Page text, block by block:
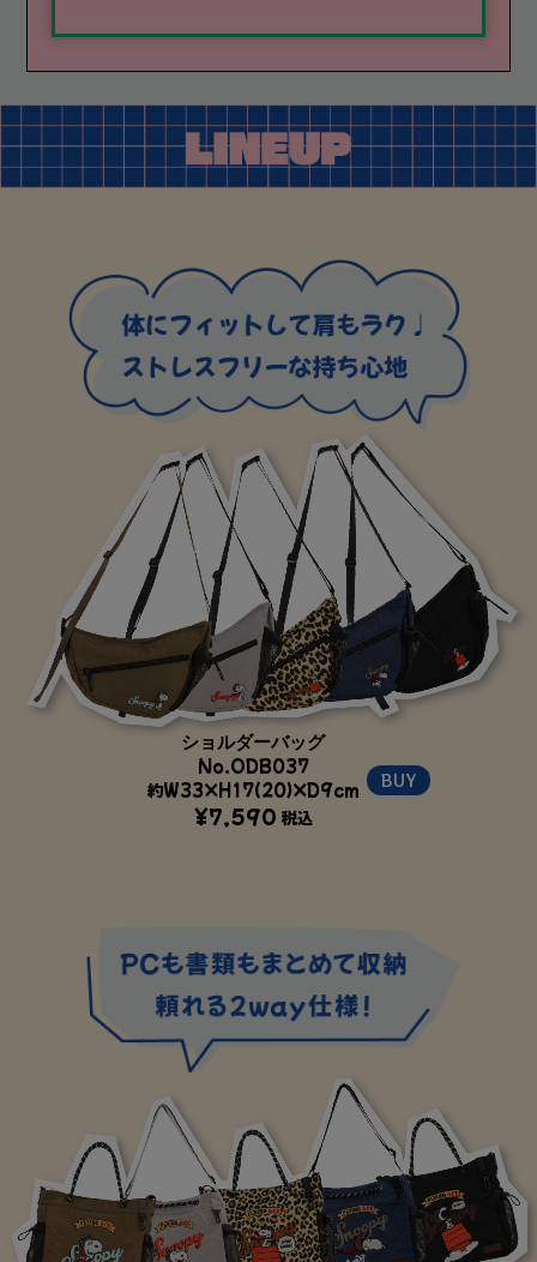
ショルダーバッグ
No.ODB037
約W33×H17(20)×D9cm
¥7,590 税込
BUY